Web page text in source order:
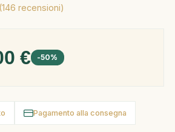
recensioni)
€ -50%
Pagamento alla consegna